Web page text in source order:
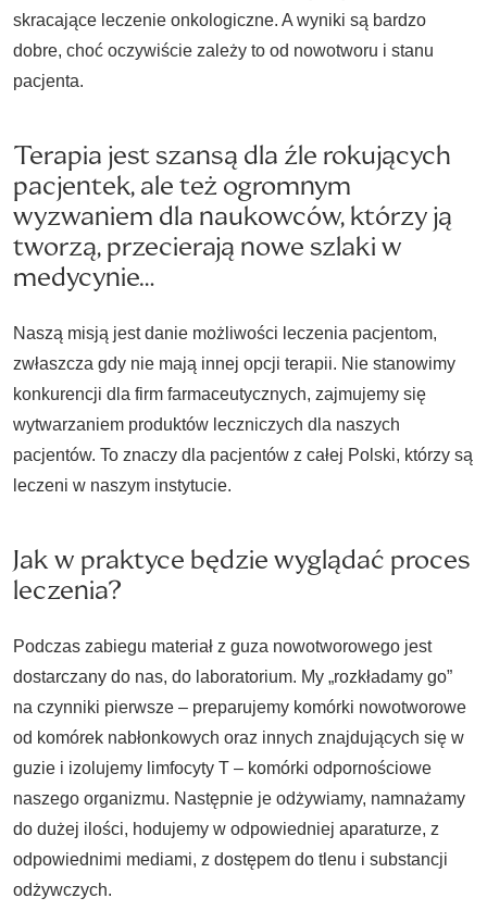
skracające leczenie onkologiczne. A wyniki są bardzo
dobre, choć oczywiście zależy to od nowotworu i stanu
pacjenta.
Terapia jest szansą dla źle rokujących
pacjentek, ale też ogromnym
wyzwaniem dla naukowców, którzy ją
tworzą, przecierają nowe szlaki w
medycynie…
Naszą misją jest danie możliwości leczenia pacjentom,
zwłaszcza gdy nie mają innej opcji terapii. Nie stanowimy
konkurencji dla firm farmaceutycznych, zajmujemy się
wytwarzaniem produktów leczniczych dla naszych
pacjentów. To znaczy dla pacjentów z całej Polski, którzy są
leczeni w naszym instytucie.
Jak w praktyce będzie wyglądać proces
leczenia?
Podczas zabiegu materiał z guza nowotworowego jest
dostarczany do nas, do laboratorium. My „rozkładamy go”
na czynniki pierwsze – preparujemy komórki nowotworowe
od komórek nabłonkowych oraz innych znajdujących się w
guzie i izolujemy limfocyty T – komórki odpornościowe
naszego organizmu. Następnie je odżywiamy, namnażamy
do dużej ilości, hodujemy w odpowiedniej aparaturze, z
odpowiednimi mediami, z dostępem do tlenu i substancji
odżywczych.